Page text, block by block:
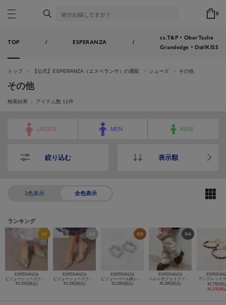
0
TOP / ESPERANZA /
cs.T&P・OberTashe
Grandedge・DollKISS
トップ 【公式】ESPERANZA（エスペランサ）の通販 シューズ その他
その他
検索結果 ： アイテム数 11件
LADIES MEN KIDS
絞り込む 表示順
1色表示 全色表示
ランキング
ESPERANZA
¥2,310(税込)
ESPERANZA
¥3,190(税込)
ESPERANZA
¥2,200(税込)
ESPERANZA
¥5,390(税込)
アンクレット
¥2,750(税
¥1,100(税